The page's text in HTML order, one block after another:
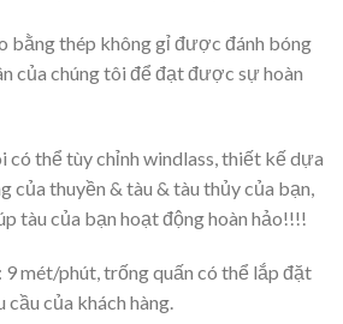
bằng thép không gỉ được đánh bóng
của chúng tôi để đạt được sự hoàn
có thể tùy chỉnh windlass, thiết kế dựa
thuyền & tàu & tàu thủy của bạn,
tàu của bạn hoạt động hoàn hảo!!!!
9 mét/phút, trống quấn có thể lắp đặt
của khách hàng.